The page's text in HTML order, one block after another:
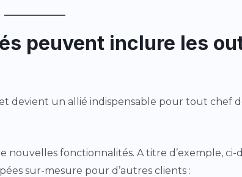
peuvent inclure les
devient un allié indispensable pour tout chef
fonctionnalités. A titre d’exemple, ci-
sur-mesure pour d’autres clients :